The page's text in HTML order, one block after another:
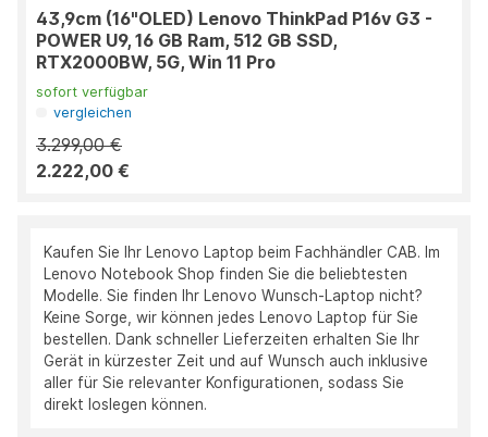
43,9cm (16"OLED) Lenovo ThinkPad P16v G3 -
POWER U9, 16 GB Ram, 512 GB SSD,
RTX2000BW, 5G, Win 11 Pro
sofort verfügbar
vergleichen
3.299,00 €
2.222,00 €
Kaufen Sie Ihr Lenovo Laptop beim Fachhändler CAB. Im
Lenovo Notebook Shop finden Sie die beliebtesten
Modelle. Sie finden Ihr Lenovo Wunsch-Laptop nicht?
Keine Sorge, wir können jedes Lenovo Laptop für Sie
bestellen. Dank schneller Lieferzeiten erhalten Sie Ihr
Gerät in kürzester Zeit und auf Wunsch auch inklusive
aller für Sie relevanter Konfigurationen, sodass Sie
direkt loslegen können.